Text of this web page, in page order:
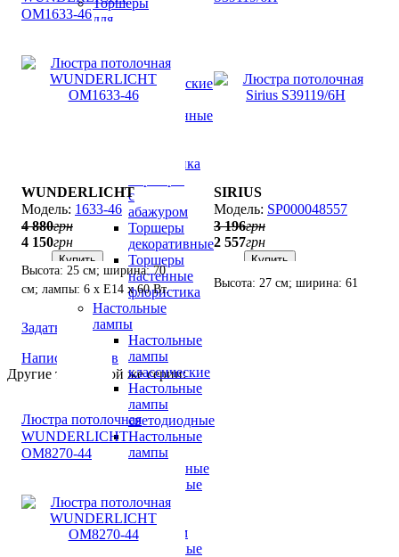
Торшеры
для
светильники)
Классические
торшеры
Современные
флористика
с
абажуром
Торшеры
декоративные
Торшеры
настенные
флористика
Настольные
лампы
Настольные
лампы
классические
Настольные
лампы
светодиодные
Настольные
лампы
современные
Настольные
лампы
с
абажуром
Настольные
OM1633-46
WUNDERLICHT
1633-46
4 880грн
4 150грн
Купить
Высота: 25 см; ширина: 70
см; лампы: 6 х E14 х 60 Вт.
SIRIUS
SP000048557
3 196грн
2 557грн
Купить
Высота: 27 см; ширина: 61
Задать вопрос
Написать отзыв
Другие товары той же серии:
Люстра потолочная
WUNDERLICHT
OM8270-44